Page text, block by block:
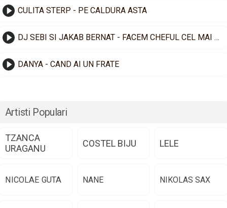
CULITA STERP - PE CALDURA ASTA
DJ SEBI SI JAKAB BERNAT - FACEM CHEFUL CEL MAI TARE
DANYA - CAND AI UN FRATE
Artisti Populari
TZANCA
URAGANU
COSTEL BIJU LELE
NICOLAE GUTA NANE NIKOLAS SAX